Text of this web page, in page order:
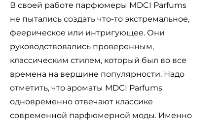
В своей работе парфюмеры MDCI Parfums
не пытались создать что-то экстремальное,
феерическое или интригующее. Они
руководствовались проверенным,
классическим стилем, который был во все
времена на вершине популярности. Надо
отметить, что ароматы MDCI Parfums
одновременно отвечают классике
современной парфюмерной моды. Именно